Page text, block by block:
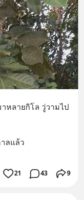
หลายกิโล วู่วามไป
ลแล้ว
21 43 9